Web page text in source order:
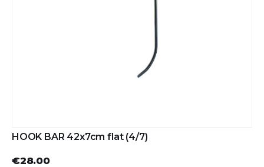
HOOK BAR 42x7cm flat (4/7)
€28.00